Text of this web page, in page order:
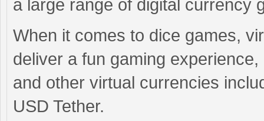
a large range of digital currency
When it comes to dice games,
deliver a fun gaming
and other virtual currencies
USD Tether.